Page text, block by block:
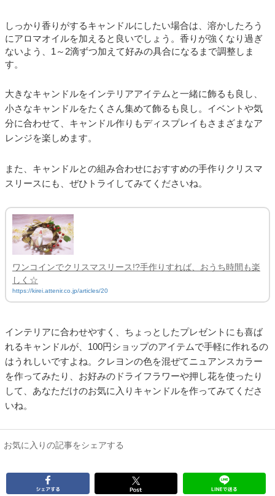
しっかり香りがするキャンドルにしたい場合は、溶かしたろう
にアロマオイルを加えると良いでしょう。香りが強くなり過ぎ
ないよう、1～2滴ずつ加えて好みの具合になるまで調整しま
す。
大きなキャンドルをインテリアアイテムと一緒に飾るも良し、
小さなキャンドルをたくさん集めて飾るも良し。イベントや気
分に合わせて、キャンドル作りもディスプレイもさまざまなア
レンジを楽しめます。
また、キャンドルとの組み合わせにおすすめの手作りクリスマ
スリースにも、ぜひトライしてみてくださいね。
ワンコインでクリスマスリース!?手作りすれば、おうち時間も楽
しく☆
https://kirei.attenir.co.jp/articles/20
インテリアに合わせやすく、ちょっとしたプレゼントにも喜ば
れるキャンドルが、100円ショップのアイテムで手軽に作れるの
はうれしいですよね。クレヨンの色を混ぜてニュアンスカラー
を作ってみたり、お好みのドライフラワーや押し花を使ったり
して、あなただけのお気に入りキャンドルを作ってみてくださ
いね。
お気に入りの記事をシェアする